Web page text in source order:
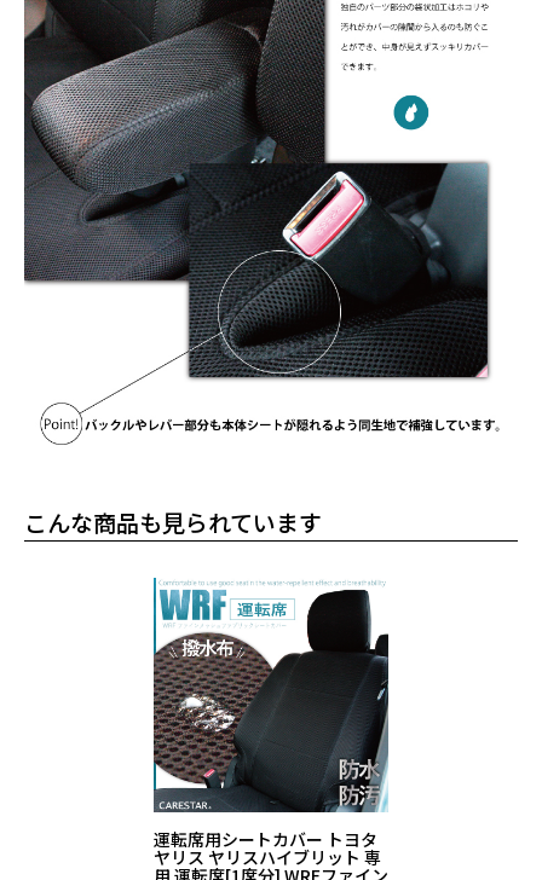
こんな商品も見られています
運転席用シートカバー トヨタ
ヤリス ヤリスハイブリット 専